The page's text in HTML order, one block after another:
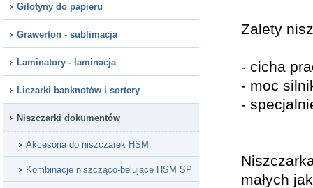
Zalety
- cicha
- moc
-
małych
Gilotyny do papieru
Grawerton - sublimacja
Laminatory - laminacja
Liczarki banknotów i sortery
Niszczarki dokumentów
Akcesoria do niszczarek HSM
Kombinacje niszcząco-belujące HSM SP